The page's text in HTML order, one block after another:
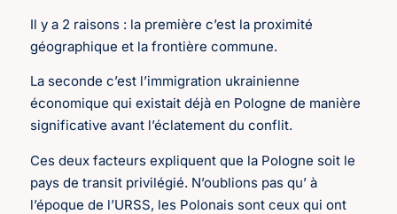
Il y a 2 raisons : la première c’est la proximité
géographique et la frontière commune.
La seconde c’est l’immigration ukrainienne
économique qui existait déjà en Pologne de manière
significative avant l’éclatement du conflit.
Ces deux facteurs expliquent que la Pologne soit le
pays de transit privilégié. N’oublions pas qu’ à
l’époque de l’URSS, les Polonais sont ceux qui ont